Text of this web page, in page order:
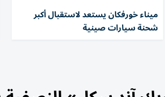
ميناء خورفكان يستعد لاستقبال أكبر
شحنة سيارات صينية